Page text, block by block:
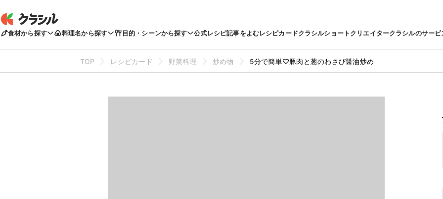
食材から探す 料理名から探す 目的・シーンから探す 公式レシピ記事をよむレシピカードクラシルショートクリエイタークラシルのサービ
TOP レシピカード 野菜料理 炒め物 5分で簡単♡豚肉と葱のわさび醤油炒め